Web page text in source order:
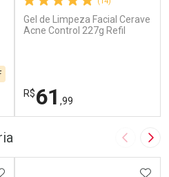
Gel de Limpeza Facial Cerave
Acne Control 227g Refil
R$61 ,99
Imagem
AOS FAVORITOS